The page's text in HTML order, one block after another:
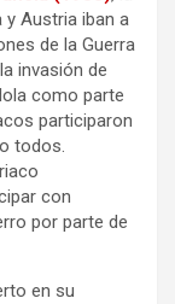
Austria iban a
de la Guerra
invasión de
como parte
participaron
todos.
con
por parte de
en su